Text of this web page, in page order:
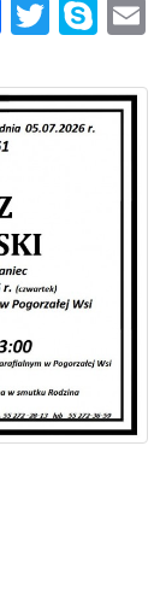
FacebookTwitter Skype